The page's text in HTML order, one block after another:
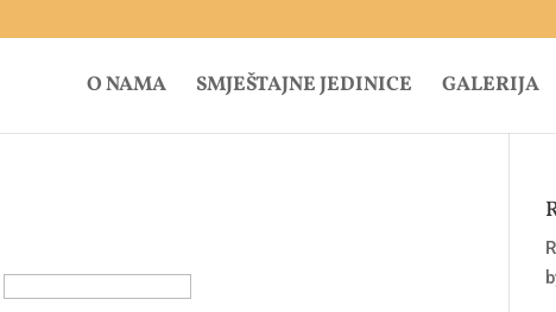
O NAMA SMJEŠTAJNE JEDINICE GALERIJA